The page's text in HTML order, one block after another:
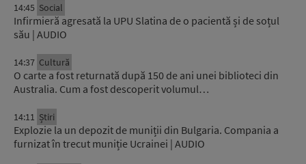
14:45 Social
Infirmieră agresată la UPU Slatina de o pacientă și de soțul
său | AUDIO
14:37 Cultură
O carte a fost returnată după 150 de ani unei biblioteci din
Australia. Cum a fost descoperit volumul…
14:11 Știri
Explozie la un depozit de muniții din Bulgaria. Compania a
furnizat în trecut muniție Ucrainei | AUDIO